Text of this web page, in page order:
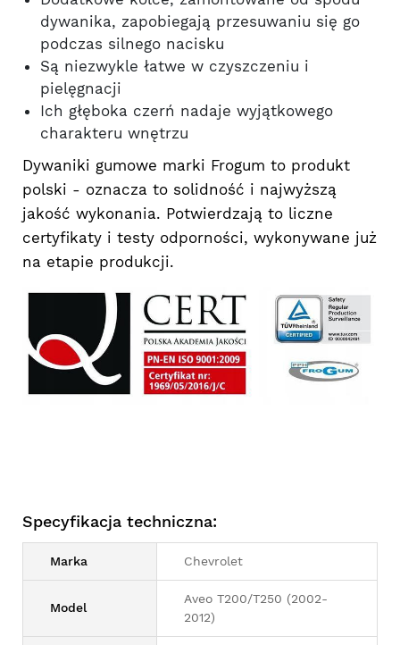
dywanika, zapobiegają przesuwaniu się go
podczas silnego nacisku
Są niezwykle łatwe w czyszczeniu i
pielęgnacji
Ich głęboka czerń nadaje wyjątkowego
charakteru wnętrzu
Dywaniki gumowe marki Frogum to produkt
polski - oznacza to solidność i najwyższą
jakość wykonania. Potwierdzają to liczne
certyfikaty i testy odporności, wykonywane już
na etapie produkcji.
Specyfikacja techniczna:
Marka Chevrolet
Model
Aveo T200/T250 (2002-
2012)